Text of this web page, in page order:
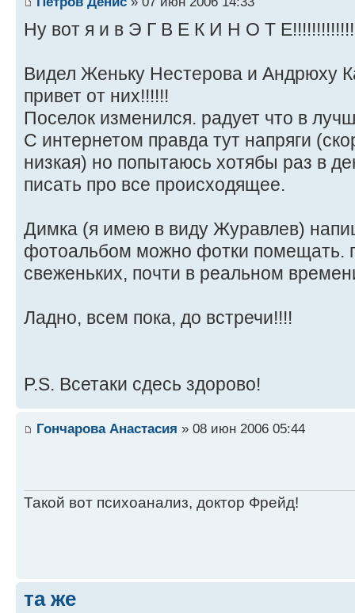
Ну вот я и в Э Г В Е К И Н О Т
Видел Женьку Нестерова и Андрюху
привет от них!!!!!!
Поселок изменился. радует что в
С интернетом правда тут напряги
низкая) но попытаюсь хотябы раз в
писать про все происходящее.
Димка (я имею в виду Журавлев)
фотоальбом можно фотки помещать.
свеженьких, почти в реальном
Ладно, всем пока, до встречи!!!!
P.S. Всетаки сдесь здорово!
Гончарова Анастасия » 08 июн 2006 05:44
Такой вот психоанализ, доктор Фрейд!
та же